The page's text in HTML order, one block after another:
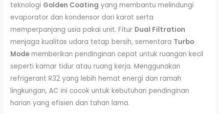
teknologi Golden Coating yang membantu melindungi
evaporator dan kondensor dari karat serta
memperpanjang usia pakai unit. Fitur Dual Filtration
menjaga kualitas udara tetap bersih, sementara Turbo
Mode memberikan pendinginan cepat untuk ruangan kecil
seperti kamar tidur atau ruang kerja. Menggunakan
refrigerant R32 yang lebih hemat energi dan ramah
lingkungan, AC ini cocok untuk kebutuhan pendinginan
harian yang efisien dan tahan lama.